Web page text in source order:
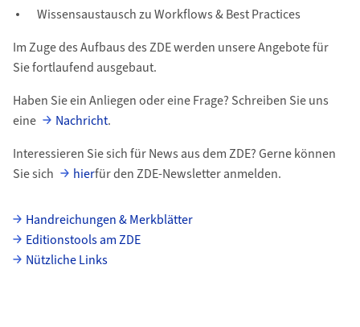
Wissensaustausch zu Workflows & Best Practices
Im Zuge des Aufbaus des ZDE werden unsere Angebote für
Sie fortlaufend ausgebaut.
Haben Sie ein Anliegen oder eine Frage? Schreiben Sie uns
eine
Nachricht.
Interessieren Sie sich für News aus dem ZDE? Gerne können
Sie sich
hierfür den ZDE-Newsletter anmelden.
uzh-wcms-publications.subpageListDialog.labelUnterseiten
Handreichungen & Merkblätter
Editionstools am ZDE
Nützliche Links